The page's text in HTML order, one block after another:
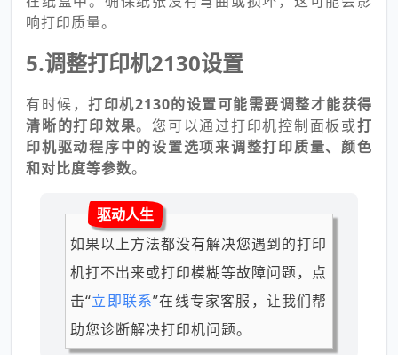
响打印质量。
5.调整打印机2130设置
有时候， 打印机2130的设置可能需要调整才能获得
清晰的打印效果。您可以通过打印机控制面板或打
印机驱动程序中的设置选项来调整打印质量、颜色
和对比度等参数。
驱动人生
如果以上方法都没有解决您遇到的打印
机打不出来或打印模糊等故障问题，点
击“立即联系”在线专家客服，让我们帮
助您诊断解决打印机问题。